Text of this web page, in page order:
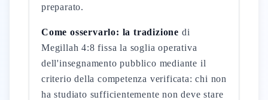
preparato.
Come osservarlo: la tradizione di
Megillah 4:8 fissa la soglia operativa
dell'insegnamento pubblico mediante il
criterio della competenza verificata: chi non
ha studiato sufficientemente non deve stare